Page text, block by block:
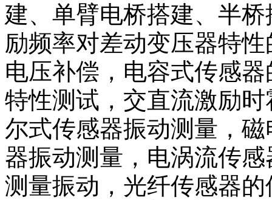
建、单臂电桥搭建、半
励频率对差动变压器特
电压补偿，电容式传感
特性测试，交直流激励
尔式传感器振动测量，
器振动测量，电涡流传
测量振动，光纤传感器